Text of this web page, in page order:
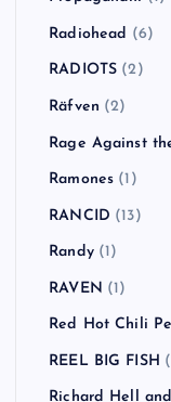
Radiohead (6)
RADIOTS (2)
Räfven (2)
Rage Against
Ramones (1)
RANCID (13)
Randy(1)
RAVEN (1)
Red Hot Chili
REEL BIG FISH
Richard Hell